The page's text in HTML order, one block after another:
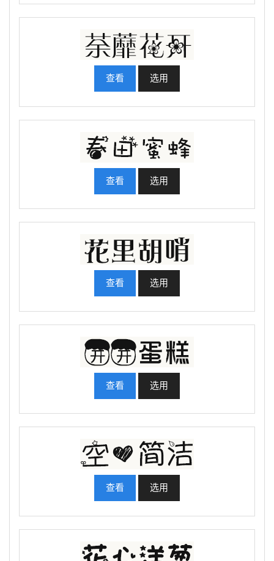
查看 选用
查看 选用
查看 选用
查看 选用
查看 选用